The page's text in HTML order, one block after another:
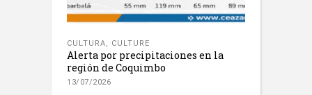
CULTURA, CULTURE
Alerta por precipitaciones en la
región de Coquimbo
13/07/2026